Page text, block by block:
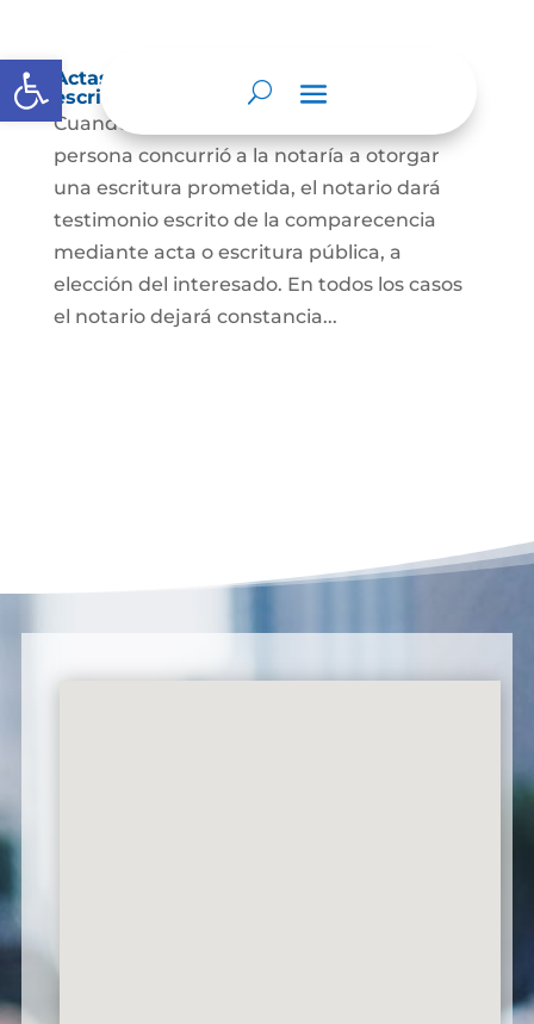
Abrir barra de herramientas
Actas de comparecencia para otorgar
escritura pública
Cuando se trate de comprobar que una
persona concurrió a la notaría a otorgar
una escritura prometida, el notario dará
testimonio escrito de la comparecencia
mediante acta o escritura pública, a
elección del interesado. En todos los casos
el notario dejará constancia...